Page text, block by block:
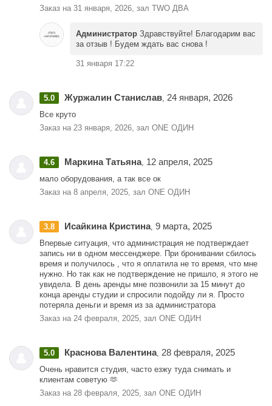
Заказ на 31 января, 2026, зал TWO ДВА
Администратор Здравствуйте! Благодарим вас
за отзыв ! Будем ждать вас снова !
31 января 17:22
5.0 Журжалин Станислав 24 января, 2026
Все круто
Заказ на 23 января, 2026, зал ONE ОДИН
4.6 Маркина Татьяна, 12 апреля, 2025
мало оборудования, а так все ок
Заказ на 8 апреля, 2025, зал ONE ОДИН
3.8 Исайкина Кристина, 9 марта, 2025
Впервые ситуация, что администрация не подтверждает
запись ни в одном мессенджере. При бронивании сбилось
время и получилось , что я оплатила не то время, что мне
нужно. Но так как не подтверждение не пришло, я этого не
увидела. В день аренды мне позвонили за 15 минут до
конца аренды студии и спросили подойду ли я. Просто
потеряла деньги и время из за администратора
Заказ на 24 февраля, 2025, зал ONE ОДИН
5.0 Краснова Валентина, 28 февраля, 2025
Очень нравится студия, часто езжу туда снимать и
клиентам советую 🫶
Заказ на 28 февраля, 2025, зал ONE ОДИН